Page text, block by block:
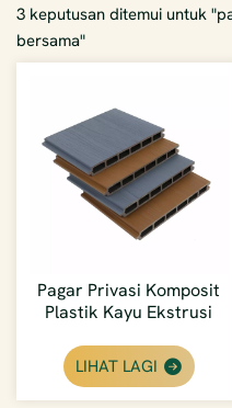
3 keputusan ditemui untuk
bersama"
Pagar Privasi Komposit
Plastik Kayu Ekstrusi
Luar Ekonomi
LIHAT LAGI